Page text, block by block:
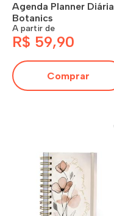
Agenda Planner Diária
Botanics
A partir de
R$ 59,90
Comprar